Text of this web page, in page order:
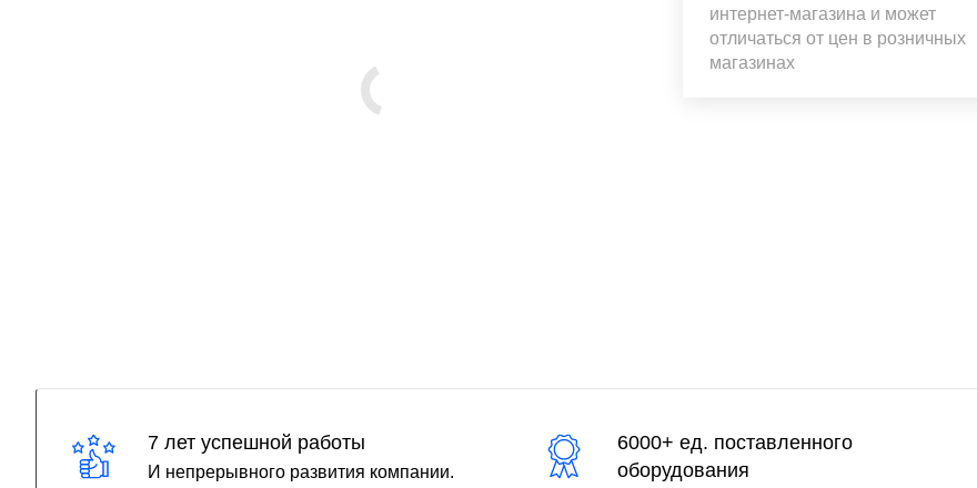
интернет-магазина и может
отличаться от цен в розничных
магазинах
7 лет успешной работы
И непрерывного развития компании.
6000+ ед. поставленного
оборудования